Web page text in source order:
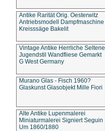
Antike Rarität Orig. Oesterwitz
Antriebsmodell Dampfmaschine
Kreisssäge Bakelit
Vintage Antike Herrliche Seltene
Jugendstil Wandfliese Gemarkt
G West Germany
Murano Glas - Fisch 1960?
Glaskunst Glasobjekt Mille Fiori
Alte Antike Lupenmalerei
Miniaturmalerei Signiert Seguin
Um 1860/1880